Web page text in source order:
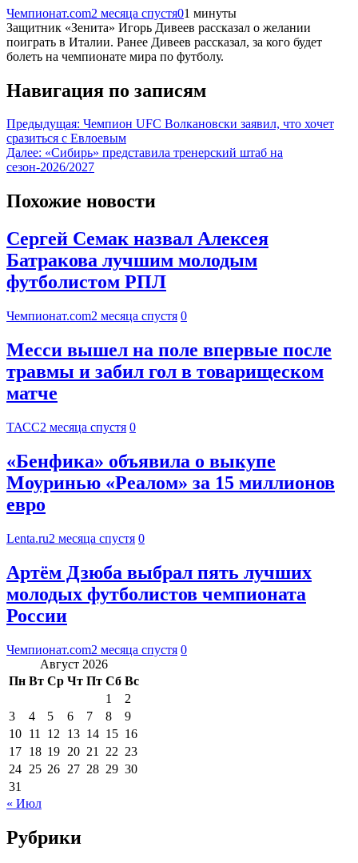
Чемпионат.com2 месяца спустя01 минуты
Защитник «Зенита» Игорь Дивеев рассказал о желании
поиграть в Италии. Ранее Дивеев рассказал, за кого будет
болеть на чемпионате мира по футболу.
Навигация по записям
Предыдущая: Чемпион UFC Волкановски заявил, что хочет
сразиться с Евлоевым
Далее: «Сибирь» представила тренерский штаб на
сезон-2026/2027
Похожие новости
Сергей Семак назвал Алексея
Батракова лучшим молодым
футболистом РПЛ
Чемпионат.com2 месяца спустя 0
Месси вышел на поле впервые после
травмы и забил гол в товарищеском
матче
ТАСС2 месяца спустя 0
«Бенфика» объявила о выкупе
Моуринью «Реалом» за 15 миллионов
евро
Lenta.ru2 месяца спустя 0
Артём Дзюба выбрал пять лучших
молодых футболистов чемпионата
России
Чемпионат.com2 месяца спустя 0
Август 2026
Пн Вт Ср Чт Пт Сб Вс
1
2
3
4 5 6 7 8
9
10 11 12 13 14 15 16
17 18 19 20 21 22 23
24 25 26 27 28 29 30
31
« Июл
Рубрики